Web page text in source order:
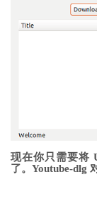
现在你只需要将
了。Youtube-dlg